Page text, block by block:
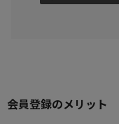
会員登録のメリット